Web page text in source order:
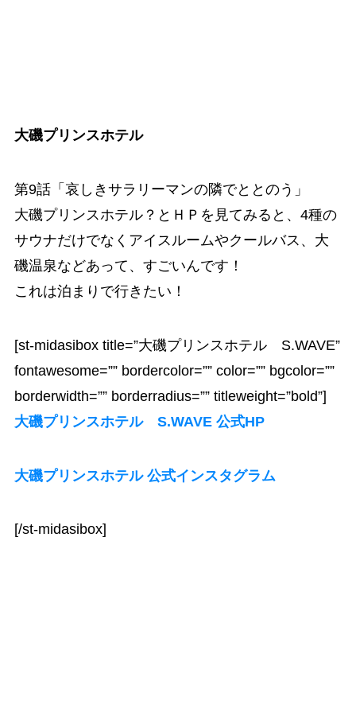
大磯プリンスホテル
第9話「哀しきサラリーマンの隣でととのう」
大磯プリンスホテル？とＨＰを見てみると、4種の
サウナだけでなくアイスルームやクールバス、大
磯温泉などあって、すごいんです！
これは泊まりで行きたい！
[st-midasibox title=”大磯プリンスホテル S.WAVE”
fontawesome=”” bordercolor=”” color=”” bgcolor=””
borderwidth=”” borderradius=”” titleweight=”bold”]
大磯プリンスホテル S.WAVE 公式HP
大磯プリンスホテル 公式インスタグラム
[/st-midasibox]